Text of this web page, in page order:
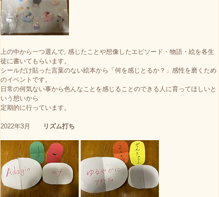
上の中から一つ選んで, 感じたことや想像したエピソード・物語・絵を各生
徒に書いてもらいます。
シールだけ貼った言葉のない絵本から「何を感じとるか？」感性を磨くため
のイベントです。
日常の何気ない事から色んなことを感じることのできる人に育ってほしいと
いう想いから
定期的に行っています。
2022年3月 リズム打ち